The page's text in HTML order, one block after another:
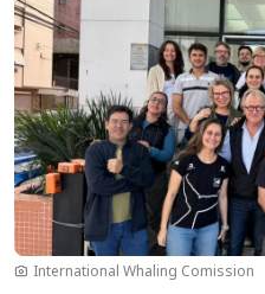
International Whaling Comission